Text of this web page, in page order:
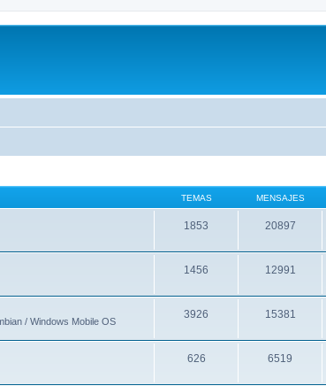
TEMAS MENSAJES
1853 20897
1456 12991
/ Windows Mobile OS
3926 15381
626 6519